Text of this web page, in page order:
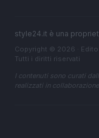
style24.it è una
Copyright © 2026 ·
Tutti i diritti riservati
I contenuti sono curati
realizzati in